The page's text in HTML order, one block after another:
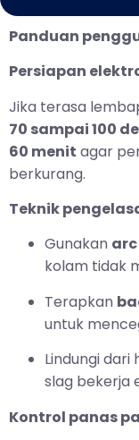
Panduan
Persiapan
Jika terasa
70 sampai 100
60 menit agar
berkurang.
Teknik
Gunakan
kolam tidak
Terapkan
untuk
Lindungi dari
slag bekerja
Kontrol panas